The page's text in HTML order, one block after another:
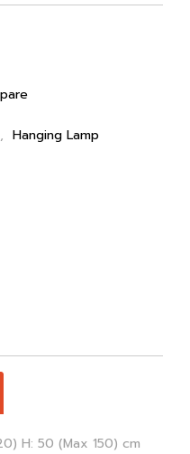
, Hanging Lamp
H: 50 (Max 150) cm